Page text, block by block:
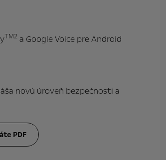
TM2 a Google Voice pre Android
novú úroveň bezpečnosti a
PDF